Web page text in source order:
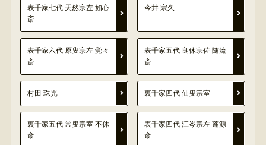
表千家七代 天然宗左 如心
斎
今井 宗久
表千家六代 原叟宗左 覚々
斎
表千家五代 良休宗佐 随流
斎
村田 珠光 裏千家四代 仙叟宗室
裏千家五代 常叟宗室 不休
斎
表千家四代 江岑宗左 蓬源
斎